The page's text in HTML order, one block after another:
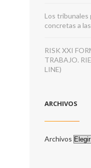
Los tribunales
concretas a
RISK XXI
TRABAJO.
LINE)
ARCHIVOS
Archivos